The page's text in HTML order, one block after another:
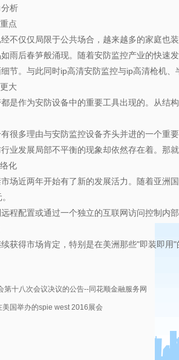
析
点
仅仅局限于公共场合，越来越多的家庭也装
雨后春笋般涌现。随着安防监控产业的快速
节。与此同时ip高清安防监控与ip高清枪机
大
作为安防设备中的重要工具出现的。从结
多理由与安防监控设备齐头并进的一个重
业发展局部不平衡的现象却依然存在着。那
化
近两年开始有了新的发展活力。随着亚洲
配置或通过一个独立的互联网访问控制内部
得市场肯定，特别是在美洲那些"即装即用"
第十八次会议决议的公告--同花顺金融服务网
美国举办的spie west 2016展会